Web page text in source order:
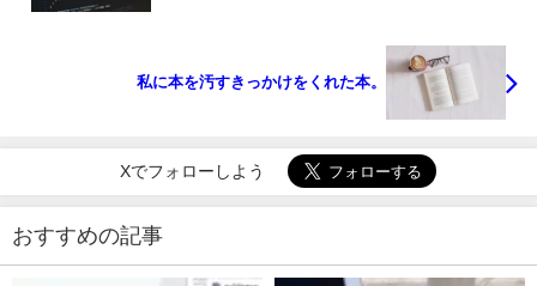
私に本を汚すきっかけをくれた本。
Xでフォローしよう
おすすめの記事